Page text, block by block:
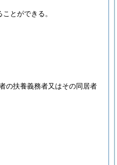
とができる。
の扶養義務者又はその同居者